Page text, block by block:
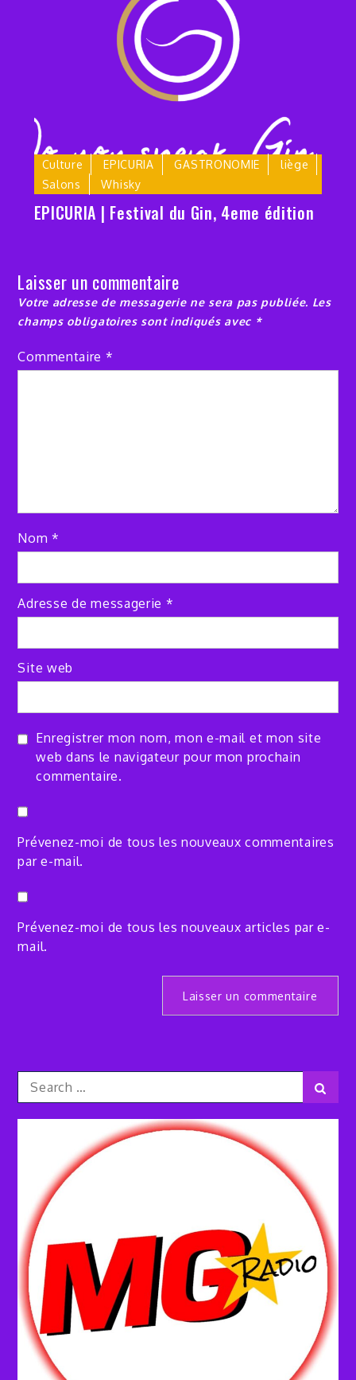
Culture EPICURIA GASTRONOMIE
liège
Salons
Whisky
EPICURIA | Festival du Gin, 4eme édition
Laisser un commentaire
Votre adresse de messagerie ne sera pas publiée. Les
champs obligatoires sont indiqués avec *
Commentaire *
Nom*
Adresse de messagerie *
Site web
Enregistrer mon nom, mon e-mail et mon site
web dans le navigateur pour mon prochain
commentaire.
Prévenez-moi de tous les nouveaux commentaires
par e-mail.
Prévenez-moi de tous les nouveaux articles par e-
mail.
Search
for: